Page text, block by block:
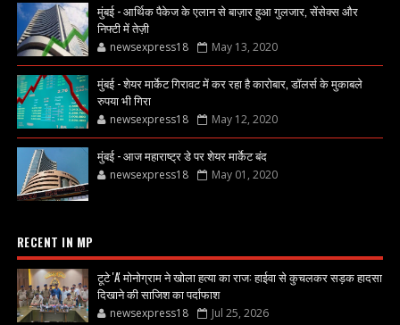
मुंबई - आर्थिक पैकेज के एलान से बाज़ार हुआ गुलजार, सेंसेक्स और
निफ्टी में तेज़ी
newsexpress18 May 13, 2020
मुंबई - शेयर मार्केट गिरावट में कर रहा है कारोबार, डॉलर्स के मुकाबले
रुपया भी गिरा
newsexpress18 May 12, 2020
मुंबई - आज महाराष्ट्र डे पर शेयर मार्केट बंद
newsexpress18 May 01, 2020
RECENT IN MP
टूटे 'A' मोनोग्राम ने खोला हत्या का राज: हाईवा से कुचलकर सड़क हादसा
दिखाने की साजिश का पर्दाफाश
newsexpress18 Jul 25, 2026